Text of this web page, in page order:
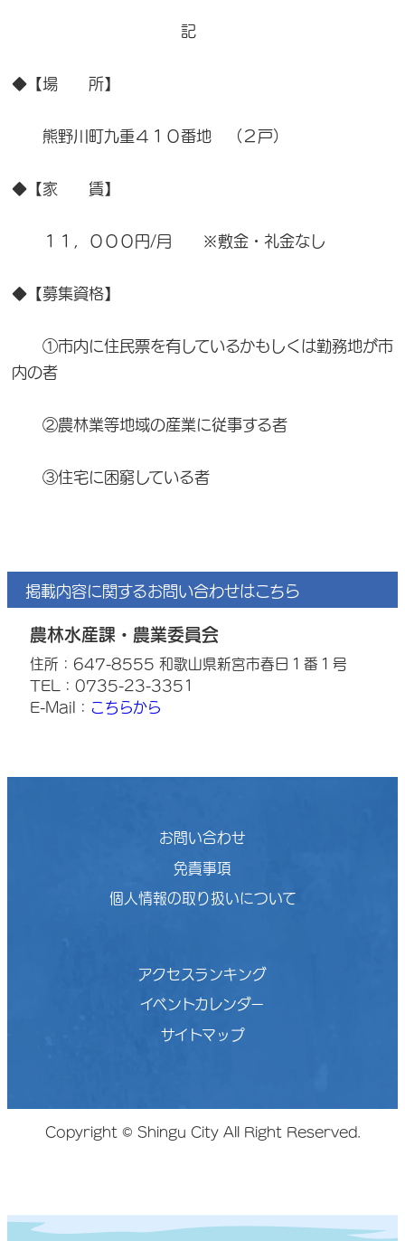
記
◆【場 所】
熊野川町九重４１０番地 （２戸）
◆【家 賃】
１１，０００円/月 ※敷金・礼金なし
◆【募集資格】
①市内に住民票を有しているかもしくは勤務地が市
内の者
②農林業等地域の産業に従事する者
③住宅に困窮している者
掲載内容に関するお問い合わせはこちら
農林水産課・農業委員会
住所：647-8555 和歌山県新宮市春日１番１号
TEL：0735-23-3351
E-Mail： こちらから
お問い合わせ
免責事項
個人情報の取り扱いについて
アクセスランキング
イベントカレンダー
サイトマップ
Copyright © Shingu City All Right Reserved.